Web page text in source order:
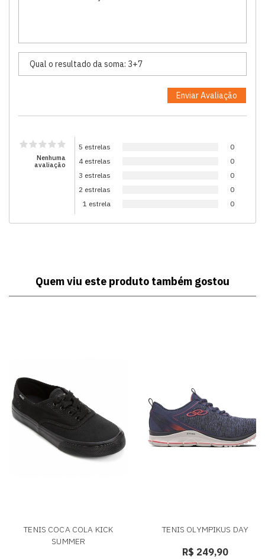
Nenhuma
avaliação
5 estrelas
0
4 estrelas
0
3 estrelas
0
2 estrelas
0
1 estrela
0
Quem viu este produto também gostou
TENIS COCA COLA KICK
SUMMER
TENIS OLYMPIKUS DAY
R$ 249,90